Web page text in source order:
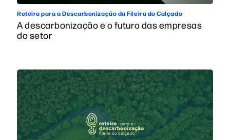
Roteiro para a Descarbonização da Fileira do Calçado
A descarbonização e o futuro das empresas
do setor